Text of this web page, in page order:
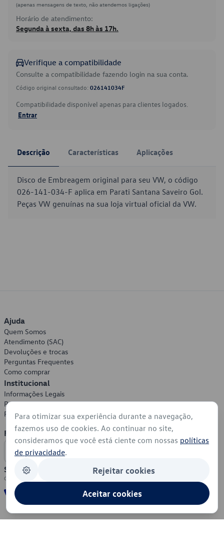
(apenas mensagens de texto, não atendemos ligações)
Horário de atendimento:
Segunda à sexta, das 8h às 17h.
Verifique a compatibilidade
Consulte a compatibilidade fazendo login na sua conta.
Código original consultado: 026141034F
Compatibilidade disponível apenas para clientes logados.
Entrar
Descrição Características Aplicações
Disco de Embreagem original para seu VW, o código
026-141-034-F aplica em Parati Santana Saveiro Gol.
Peças VW genuínas na sua loja virtual oficial da VW.
Ajuda
Quem Somos
Atendimento (SAC)
Devoluções e trocas
Perguntas Frequentes
Como comprar
Institucional
Informações Legais
Política de Privacidade
Política de Cookies
Formas de Pagamento
Segurança
Para otimizar sua experiência durante a navegação,
fazemos uso de cookies. Ao continuar no site,
consideramos que você está ciente com nossas políticas
de privacidade.
Rejeitar cookies
Aceitar cookies